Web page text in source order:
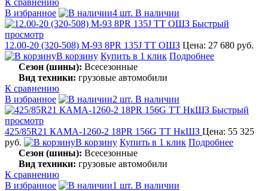
В избранное
4 шт. В наличии
Быстрый
просмотр
12.00-20 (320-508) М-93 8PR 135J TT ОШЗ Цена: 27 680 руб.
В корзину Купить в 1 клик Подробнее
Сезон (шины): Всесезонные
Вид техники: грузовые автомобили
К сравнению
В избранное
2 шт. В наличии
Быстрый
просмотр
425/85R21 КАМА-1260-2 18PR 156G TT НкШЗ Цена: 55 325
руб.
В корзину Купить в 1 клик Подробнее
Сезон (шины): Всесезонные
Вид техники: грузовые автомобили
К сравнению
В избранное
1 шт. В наличии